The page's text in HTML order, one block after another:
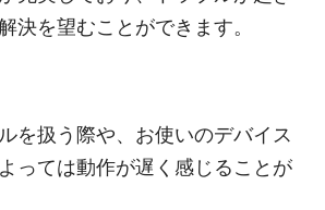
決を望むことができます。
を扱う際や、お使いのデバイス
っては動作が遅く感じることが